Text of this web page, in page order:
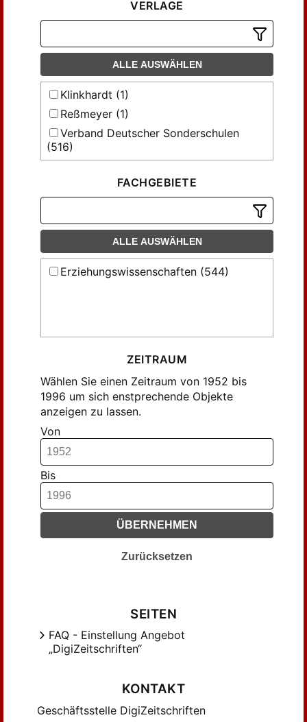
VERLAGE
ALLE AUSWÄHLEN
Klinkhardt (1)
Reßmeyer (1)
Verband Deutscher Sonderschulen
(516)
Verband Deutscher Sonderschulen e. V.
Verband Deutscher Sonderschulen e.V.
W. Reßmeyer (5)
FACHGEBIETE
ALLE AUSWÄHLEN
Erziehungswissenschaften (544)
ZEITRAUM
Wählen Sie einen Zeitraum von 1952 bis
1996 um sich enstprechende Objekte
anzeigen zu lassen.
Von
Bis
ÜBERNEHMEN
Zurücksetzen
SEITEN
FAQ - Einstellung Angebot
„DigiZeitschriften“
KONTAKT
Geschäftsstelle DigiZeitschriften